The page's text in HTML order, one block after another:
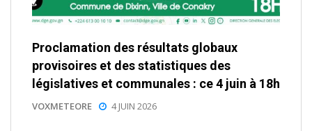
Proclamation des résultats globaux
provisoires et des statistiques des
législatives et communales : ce 4 juin à 18h
VOXMETEORE 4 JUIN 2026